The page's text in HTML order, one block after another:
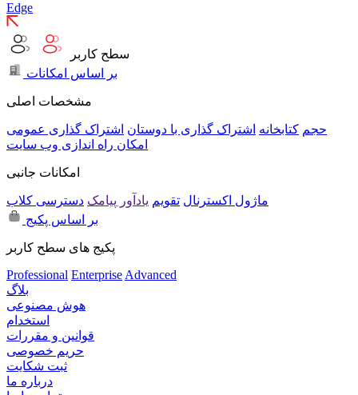
Edge
سطح کاربر
بر اساس امکانات
مشخصات اصلی
حجم کتابخانه اشتراک گذاری با دوستان اشتراک گذاری عمومی
امکان راه اندازی وب سایت
امکانات جانبی
ماژول اکسترنال تقویم یادآور پیامک دسترسی کلاب
بر اساس پکیج
پکیج های سطح کاربر
Professional EnterpriseAdvanced
بلاگ
هوش مصنوعی
استخدام
قوانین و مقررات
حریم خصوصی
ثبت شکایت
درباره ما